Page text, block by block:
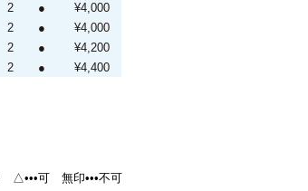
2 ●
¥4,000
2 ●
¥4,000
2 ●
¥4,200
2 ● ¥4,400
△•••可 無印•••不可